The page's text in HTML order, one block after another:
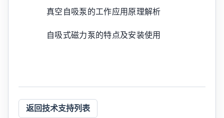
真空自吸泵的工作应用原理解析
自吸式磁力泵的特点及安装使用
返回技术支持列表